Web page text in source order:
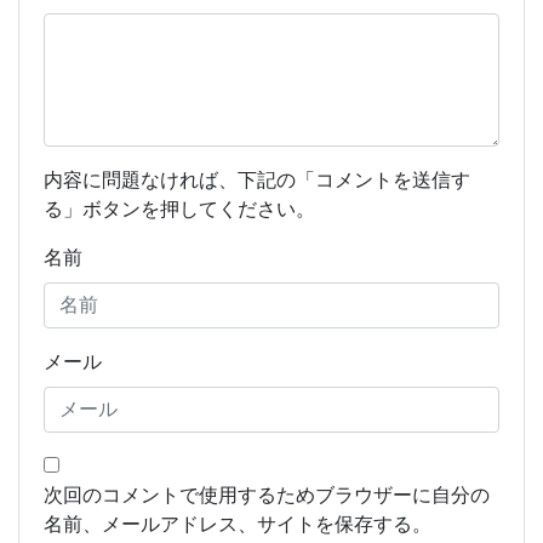
内容に問題なければ、下記の「コメントを送信す
る」ボタンを押してください。
名前
メール
次回のコメントで使用するためブラウザーに自分の
名前、メールアドレス、サイトを保存する。